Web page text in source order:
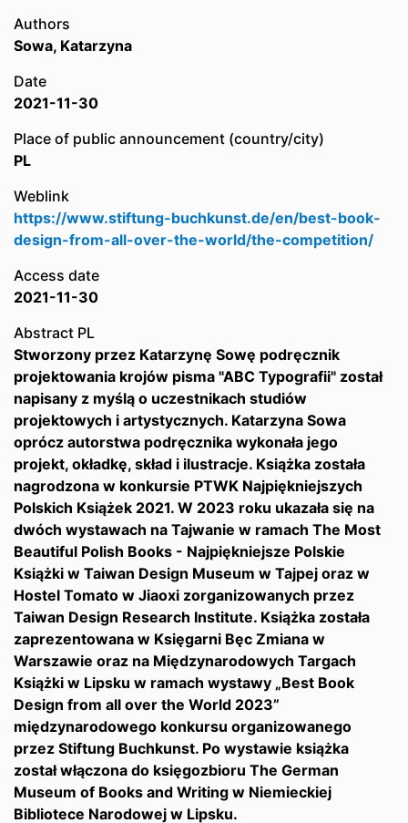
Authors
Sowa, Katarzyna
Date
2021-11-30
Place of public announcement (country/city)
PL
Weblink
https://www.stiftung-buchkunst.de/en/best-book-
design-from-all-over-the-world/the-competition/
Access date
2021-11-30
Abstract PL
Stworzony przez Katarzynę Sowę podręcznik
projektowania krojów pisma "ABC Typografii" został
napisany z myślą o uczestnikach studiów
projektowych i artystycznych. Katarzyna Sowa
oprócz autorstwa podręcznika wykonała jego
projekt, okładkę, skład i ilustracje. Książka została
nagrodzona w konkursie PTWK Najpiękniejszych
Polskich Książek 2021. W 2023 roku ukazała się na
dwóch wystawach na Tajwanie w ramach The Most
Beautiful Polish Books - Najpiękniejsze Polskie
Książki w Taiwan Design Museum w Tajpej oraz w
Hostel Tomato w Jiaoxi zorganizowanych przez
Taiwan Design Research Institute. Książka została
zaprezentowana w Księgarni Bęc Zmiana w
Warszawie oraz na Międzynarodowych Targach
Książki w Lipsku w ramach wystawy „Best Book
Design from all over the World 2023”
międzynarodowego konkursu organizowanego
przez Stiftung Buchkunst. Po wystawie książka
został włączona do księgozbioru The German
Museum of Books and Writing w Niemieckiej
Bibliotece Narodowej w Lipsku.